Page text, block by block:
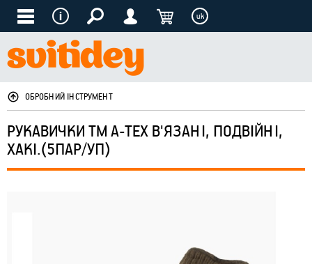
uk
ОБРОБНИЙ ІНСТРУМЕНТ
РУКАВИЧКИ ТМ A-TEX В'ЯЗАНІ, ПОДВІЙНІ,
ХАКІ.(5ПАР/УП)